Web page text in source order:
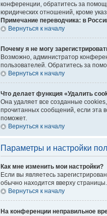
конференции, обратитесь за
юридических отношений, кроме
Примечание переводчика: в
Вернуться к началу
Почему я не могу
Возможно, администратор
пользователей. Обратитесь за
Вернуться к началу
Что делает функция «Удалить
Она удаляет все созданные
прочитанных сообщений, если эта
поможет.
Вернуться к началу
Параметры и настройки
Как мне изменить мои настройки?
Если вы являетесь
обычно находится вверху
Вернуться к началу
На конференции неправильное